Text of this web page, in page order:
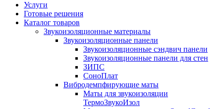
Услуги
Готовые решения
Каталог товаров
Звукоизоляционные материалы
Звукоизоляционные панели
Звукоизоляционные сэндвич панели
Звукоизоляционные панели для стен
ЗИПС
СоноПлат
Вибродемпфирующие маты
Маты для звукоизоляции
ТермоЗвукоИзол